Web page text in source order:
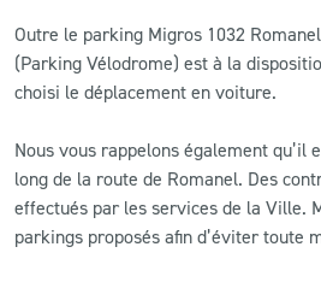
Outre le parking Migros 1032
(Parking Vélodrome) est à la
choisi le déplacement en voiture.
Nous vous rappelons également qu’il
long de la route de Romanel. Des
effectués par les services de la Ville.
parkings proposés afin d’éviter toute